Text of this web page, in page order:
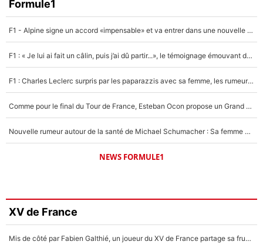
Formule1
F1 - Alpine signe un accord «impensable» et va entrer dans une nouvelle dimension : Grande nouvelle pour Pierre Gasly !
F1 : « Je lui ai fait un câlin, puis j’ai dû partir...», le témoignage émouvant de Max Verstappen sur sa fille
F1 : Charles Leclerc surpris par les paparazzis avec sa femme, les rumeurs étaient vraies !
Comme pour le final du Tour de France, Esteban Ocon propose un Grand Prix de Formule 1 à Paris : «Autour de l’Arc de Triomphe, ce serait génial» !
Nouvelle rumeur autour de la santé de Michael Schumacher : Sa femme Corinna sort du silence
NEWS FORMULE1
XV de France
Mis de côté par Fabien Galthié, un joueur du XV de France partage sa frustration : «ils ne me l’ont pas dit tout de suite»